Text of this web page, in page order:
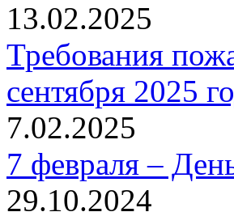
13.02.2025
Требования
сентября 2025
7.02.2025
7 февраля –
29.10.2024